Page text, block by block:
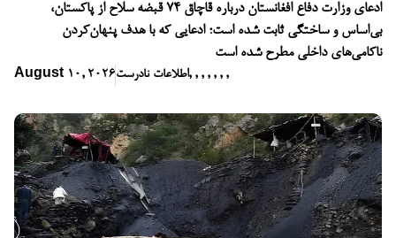
ادعای وزارت دفاع افغانستان درباره قاچاق ۷۴ قبضه سلاح از پاکستان،
بی‌اساس و ساختگی ثابت شده است؛ ادعایی که با هدف پنهان‌کردن
ناکامی‌های داخلی مطرح شده است
August 10, 2026اطلاعات نادرست, , , , , , ,